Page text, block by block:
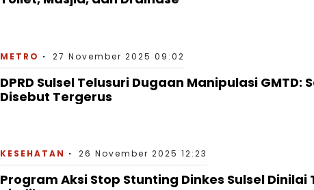
METRO 27 November 2025 09:02
DPRD Sulsel Telusuri Dugaan Manipulasi GMTD:
Disebut Tergerus
KESEHATAN 26 November 2025 12:23
Program Aksi Stop Stunting Dinkes Sulsel Dinilai